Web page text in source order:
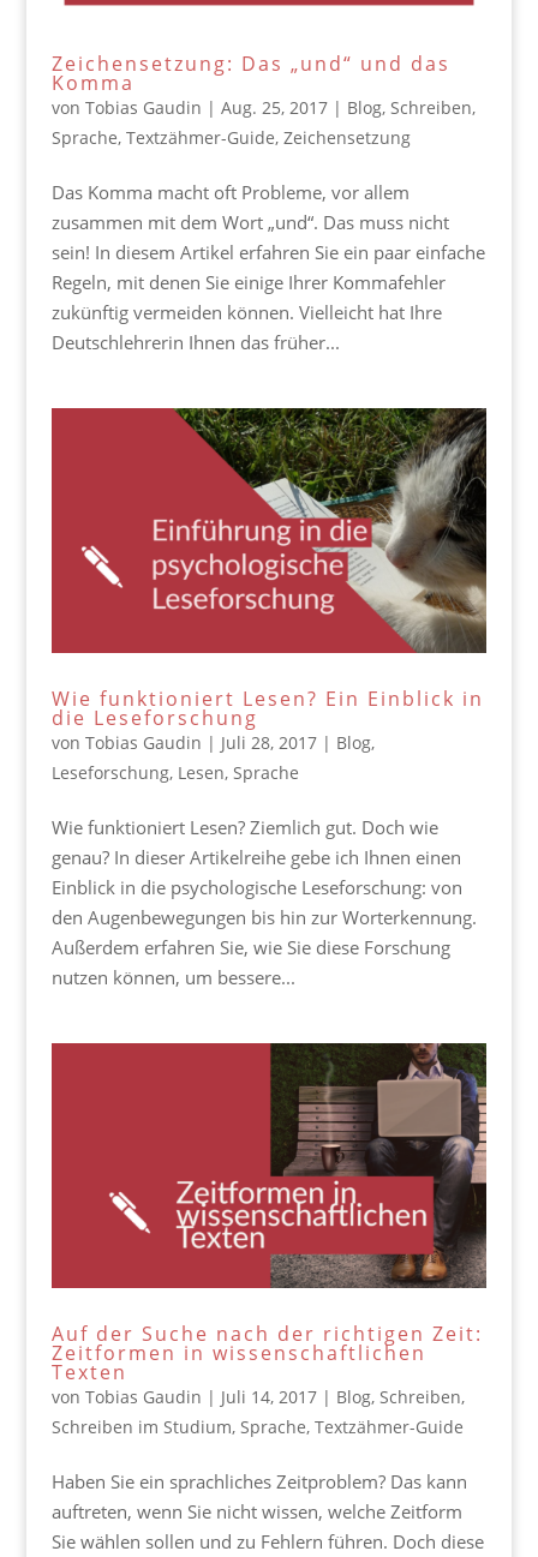
Zeichensetzung: Das „und“ und das
Komma
von Tobias Gaudin | Aug. 25, 2017| Blog, Schreiben,
Sprache, Textzähmer-Guide, Zeichensetzung
Das Komma macht oft Probleme, vor allem
zusammen mit dem Wort „und“. Das muss nicht
sein! In diesem Artikel erfahren Sie ein paar einfache
Regeln, mit denen Sie einige Ihrer Kommafehler
zukünftig vermeiden können. Vielleicht hat Ihre
Deutschlehrerin Ihnen das früher...
Wie funktioniert Lesen? Ein Einblick in
die Leseforschung
von Tobias Gaudin | Juli 28, 2017| Blog,
Leseforschung, Lesen, Sprache
Wie funktioniert Lesen? Ziemlich gut. Doch wie
genau? In dieser Artikelreihe gebe ich Ihnen einen
Einblick in die psychologische Leseforschung: von
den Augenbewegungen bis hin zur Worterkennung.
Außerdem erfahren Sie, wie Sie diese Forschung
nutzen können, um bessere...
Auf der Suche nach der richtigen Zeit:
Zeitformen in wissenschaftlichen
Texten
von Tobias Gaudin | Juli 14, 2017| Blog, Schreiben,
Schreiben im Studium, Sprache, Textzähmer-Guide
Haben Sie ein sprachliches Zeitproblem? Das kann
auftreten, wenn Sie nicht wissen, welche Zeitform
Sie wählen sollen und zu Fehlern führen. Doch diese